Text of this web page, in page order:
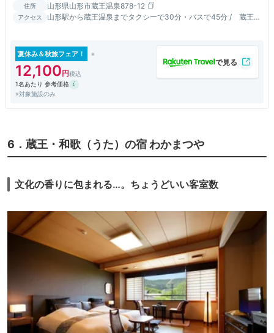
住所 山形県山形市蔵王温泉878-12
アクセス
山形駅から蔵王温泉までタクシーで30分・バスで45分 / 蔵王IC
夏休み＆秋旅フェア！
12,100
1名あたり 参考価格
※対象施設のみ
6．蔵王・和歌（うた）の宿 わかまつや
文化の香りに包まれる…。ちょうどいい客室数